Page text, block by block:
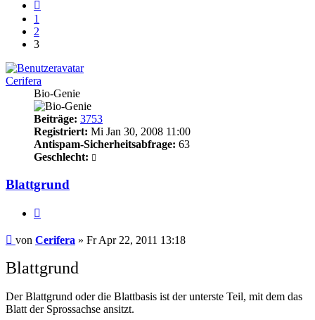
1
2
3
Cerifera
Bio-Genie
Beiträge: 3753
Registriert: Mi Jan 30, 2008 11:00
Antispam-Sicherheitsabfrage: 63
Geschlecht:
Blattgrund
Beitrag
von Cerifera » Fr Apr 22, 2011 13:18
Blattgrund
Der Blattgrund oder die Blattbasis ist der unterste Teil, mit dem das
Blatt der Sprossachse ansitzt.